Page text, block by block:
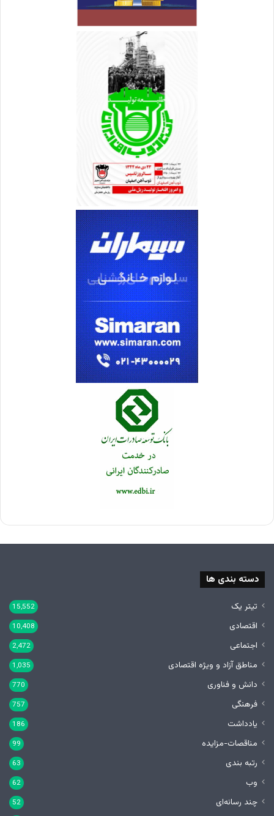
دسته بندی ها
تیتر یک 15,552
اقتصادی 10,408
اجتماعی 2,472
مناطق آزاد و ویژه اقتصادی 1,035
دانش و فناوری 770
فرهنگی 757
یادداشت 186
مناقصات-مزایده 99
رتبه بندی 63
وب 62
چند رسانه‌ای 52